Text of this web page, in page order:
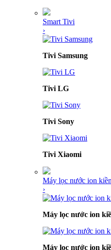
Smart Tivi
›
Tivi Samsung
Tivi LG
Tivi Sony
Tivi Xiaomi
Máy lọc nước ion
›
Máy lọc nước ion
Máy lọc nước ion